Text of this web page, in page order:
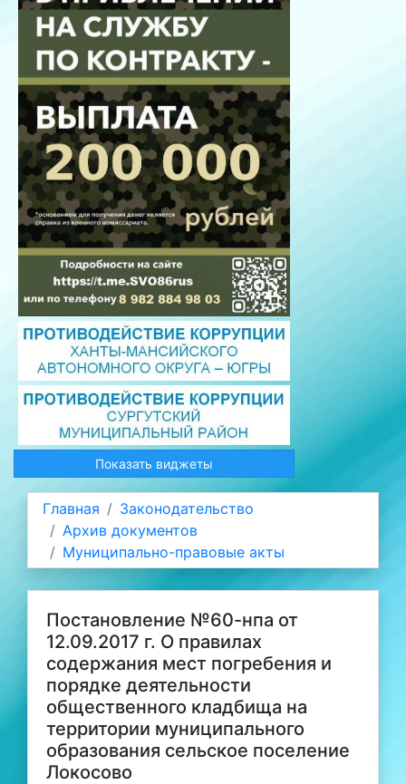
Показать виджеты
Главная
Законодательство
Архив документов
Муниципально-правовые акты
Постановление №60-нпа от
12.09.2017 г. О правилах
содержания мест погребения и
порядке деятельности
общественного кладбища на
территории муниципального
образования сельское поселение
Локосово